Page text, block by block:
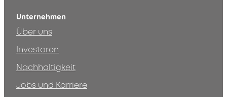
Unternehmen
Über uns
Investoren
Nachhaltigkeit
Jobs und Karriere